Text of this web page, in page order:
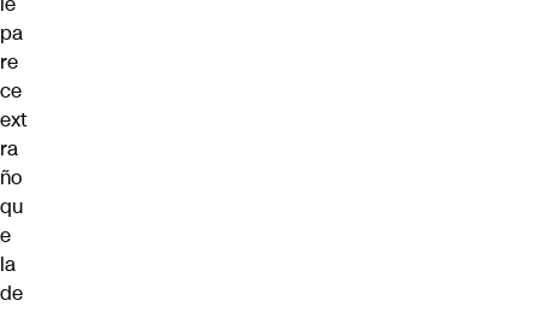
pa
re
ce
ext
ra
ño
qu
e
la
de